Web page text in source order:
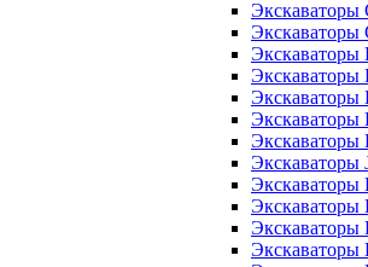
Экскаваторы
Экскаваторы
Экскаваторы
Экскаваторы
Экскаваторы
Экскаваторы
Экскаваторы
Экскаваторы
Экскаваторы
Экскаваторы
Экскаваторы
Экскаваторы